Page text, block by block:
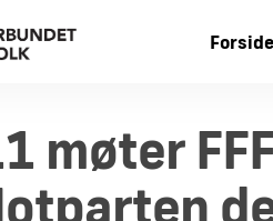
Forside
møter